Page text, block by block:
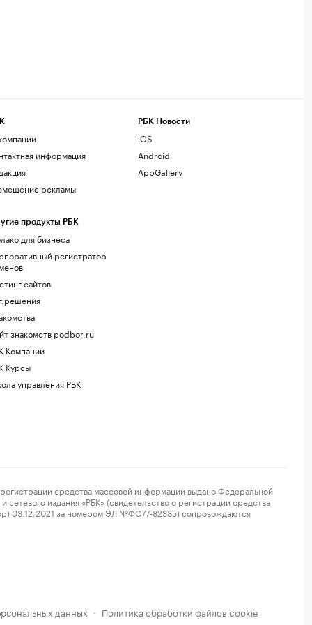
информация
рекламы
продукты РБК
для бизнеса
регистратор
сайтов
знакомств podbor.ru
Компании
Курсы
управления РБК
РБК Новости
iOS
Android
AppGallery
средства массовой информации выдано Федеральной
издания «РБК» (свидетельство о регистрации средства
03.12.2021 за номером ЭЛ №ФС77-82385) сопровождаются
данных · Политика обработки файлов cookie